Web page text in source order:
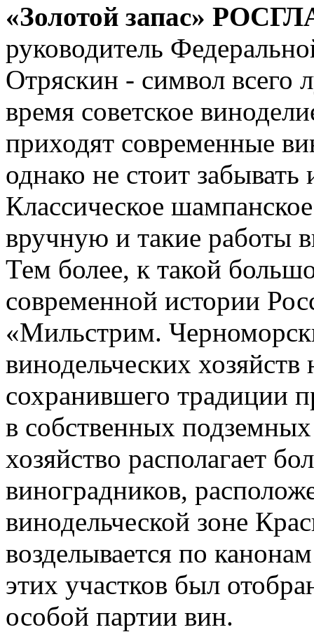
«Золотой запас»
руководитель
Отряскин - символ всего
время советское
приходят современные
однако не стоит
Классическое
вручную и такие работы
Тем более, к такой
современной истории
«Мильстрим.
винодельческих
сохранившего традиции
в собственных
хозяйство располагает
виноградников,
винодельческой зоне
возделывается по
этих участков был
особой партии вин.